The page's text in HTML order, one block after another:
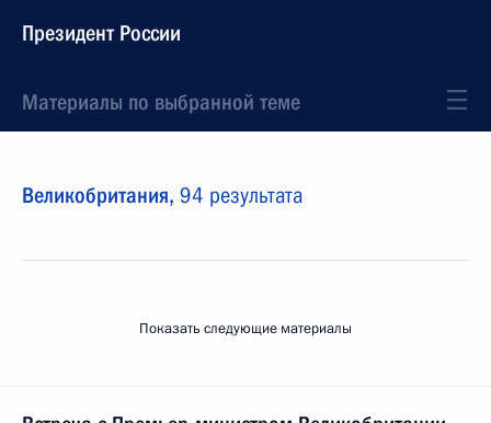
Президент России
Материалы по выбранной теме
Великобритания, 94 результата
Показать следующие материалы